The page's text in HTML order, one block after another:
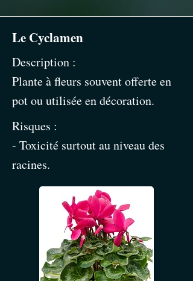
Le Cyclamen
Description :
Plante à fleurs souvent offerte en
pot ou utilisée en décoration.
Risques :
- Toxicité surtout au niveau des
racines.